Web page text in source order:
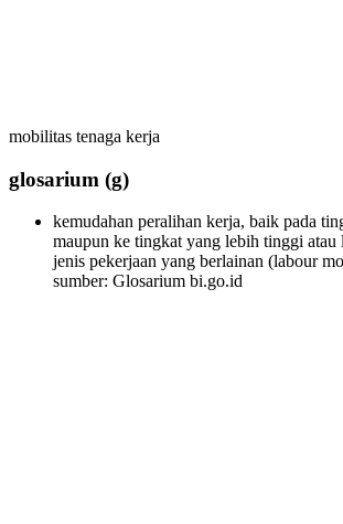
mobilitas tenaga kerja
glosarium (g)
kemudahan peralihan kerja, baik pada
maupun ke tingkat yang lebih tinggi atau
jenis pekerjaan yang berlainan (labour
sumber: Glosarium bi.go.id